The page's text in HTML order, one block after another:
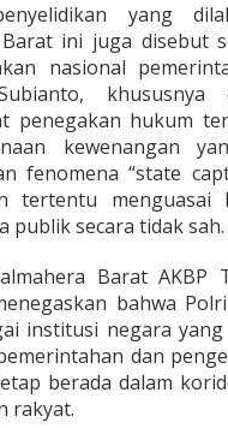
yang
ini juga disebut
nasional
khususnya
penegakan hukum
kewenangan
fenomena “state
tertentu menguasai
publik secara tidak sah.
Barat AKBP
bahwa
institusi negara
dan
berada dalam
rakyat.